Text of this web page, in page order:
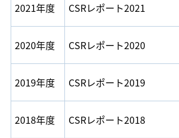
2021年度 CSRレポート2021
2020年度 CSRレポート2020
2019年度 CSRレポート2019
2018年度 CSRレポート2018